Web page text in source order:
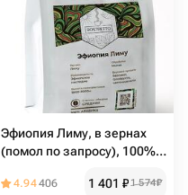
Эфиопия Лиму, в зернах
(помол по запросу), 100%
4.94406 1 401 ₽1 574₽